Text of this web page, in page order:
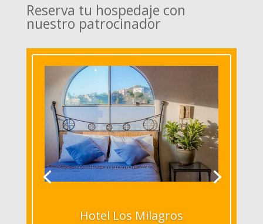
Reserva tu hospedaje con
nuestro patrocinador
Hotel Los Milagros